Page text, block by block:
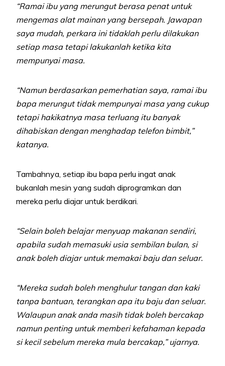
“Ramai ibu yang merungut berasa penat untuk
mengemas alat mainan yang bersepah. Jawapan
saya mudah, perkara ini tidaklah perlu dilakukan
setiap masa tetapi lakukanlah ketika kita
mempunyai masa.
“Namun berdasarkan pemerhatian saya, ramai ibu
bapa merungut tidak mempunyai masa yang cukup
tetapi hakikatnya masa terluang itu banyak
dihabiskan dengan menghadap telefon bimbit,”
katanya.
Tambahnya, setiap ibu bapa perlu ingat anak
bukanlah mesin yang sudah diprogramkan dan
mereka perlu diajar untuk berdikari.
“Selain boleh belajar menyuap makanan sendiri,
apabila sudah memasuki usia sembilan bulan, si
anak boleh diajar untuk memakai baju dan seluar.
“Mereka sudah boleh menghulur tangan dan kaki
tanpa bantuan, terangkan apa itu baju dan seluar.
Walaupun anak anda masih tidak boleh bercakap
namun penting untuk memberi kefahaman kepada
si kecil sebelum mereka mula bercakap,” ujarnya.